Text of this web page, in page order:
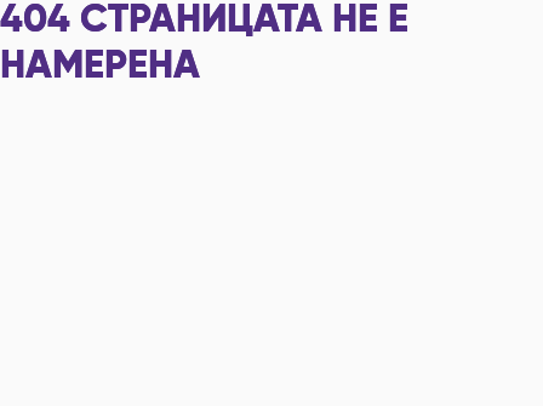
404 СТРАНИЦАТА НЕ Е
НАМЕРЕНА